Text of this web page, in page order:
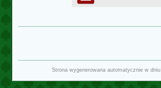
Strona wygenerowana automatycznie w dniu